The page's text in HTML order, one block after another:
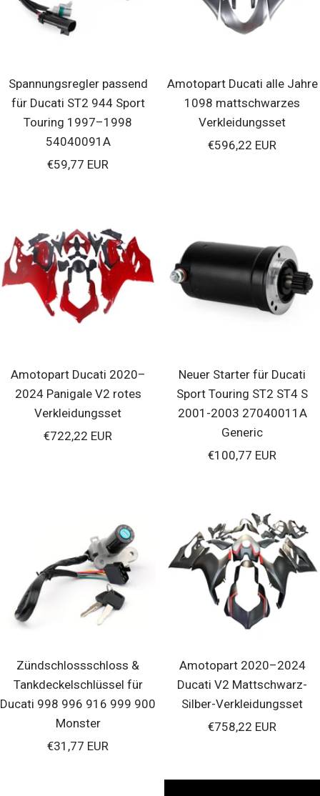
Spannungsregler passend
für Ducati ST2 944 Sport
Touring 1997–1998
54040091A
Verkaufspreis
€59,77 EUR
Amotopart Ducati alle Jahre
1098 mattschwarzes
Verkleidungsset
Verkaufspreis
€596,22 EUR
Amotopart Ducati 2020–
2024 Panigale V2 rotes
Verkleidungsset
Verkaufspreis
€722,22 EUR
Neuer Starter für Ducati
Sport Touring ST2 ST4 S
2001-2003 27040011A
Generic
Verkaufspreis
€100,77 EUR
Zündschlossschloss &
Tankdeckelschlüssel für
Ducati 998 996 916 999 900
Monster
Verkaufspreis
€31,77 EUR
Amotopart 2020–2024
Ducati V2 Mattschwarz-
Silber-Verkleidungsset
Verkaufspreis
€758,22 EUR